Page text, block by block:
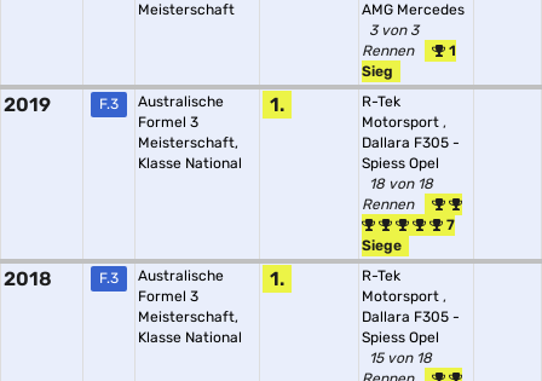
Meisterschaft
AMG Mercedes
3 von 3
Rennen
1
Sieg
2019 F.3
Australische
Formel 3
Meisterschaft,
Klasse National
1.
R-Tek
Motorsport ,
Dallara F305 -
Spiess Opel
18 von 18
Rennen
7
Siege
2018 F.3
Australische
Formel 3
Meisterschaft,
Klasse National
1.
R-Tek
Motorsport ,
Dallara F305 -
Spiess Opel
15 von 18